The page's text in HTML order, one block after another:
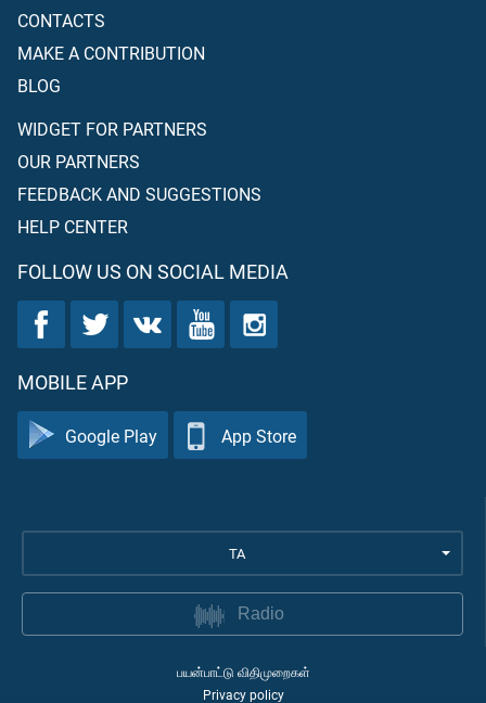
CONTACTS
MAKE A CONTRIBUTION
BLOG
WIDGET FOR PARTNERS
OUR PARTNERS
FEEDBACK AND SUGGESTIONS
HELP CENTER
FOLLOW US ON SOCIAL MEDIA
MOBILE APP
Google Play App Store
TA
Radio
பயன்பாட்டு விதிமுறைகள்
Privacy policy